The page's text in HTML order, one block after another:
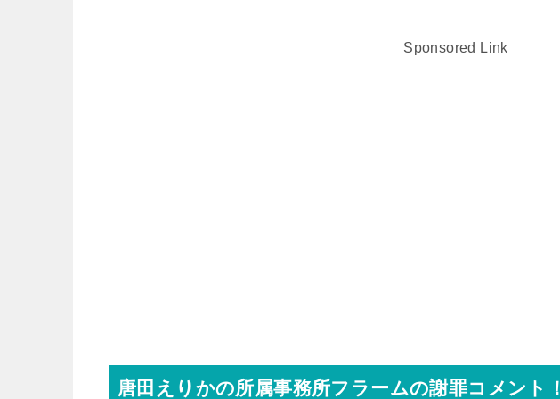
Sponsored Link
唐田えりかの所属事務所フラームの謝罪コメント！